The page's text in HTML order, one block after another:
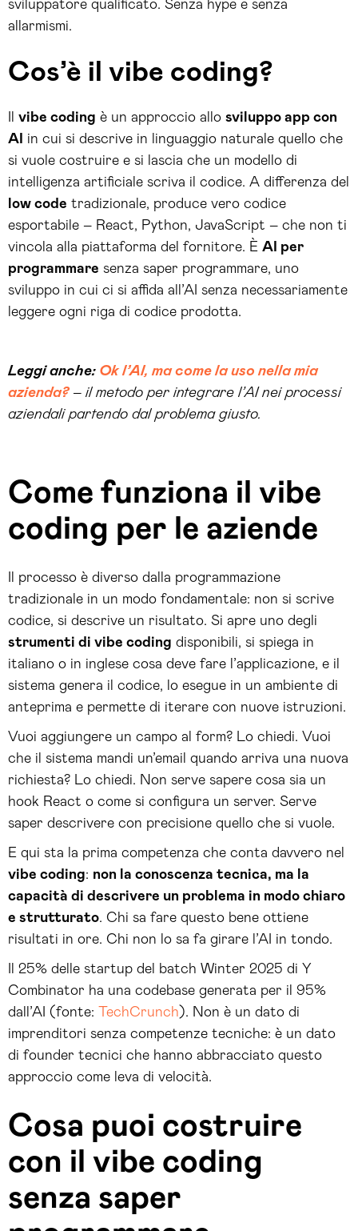
sviluppatore qualificato. Senza hype e senza
allarmismi.
Cos’è il vibe coding?
vibe coding è un approccio allo sviluppo app con
AI
in cui si descrive in linguaggio naturale quello che
si vuole costruire e si lascia che un modello di
intelligenza artificiale scriva il codice. A differenza del
low code tradizionale, produce vero codice
esportabile – React, Python, JavaScript – che non ti
vincola alla piattaforma del fornitore. È AI per
programmare senza saper programmare, uno
sviluppo in cui ci si affida all’AI senza necessariamente
leggere ogni riga di codice prodotta.
Leggi anche: Ok l’AI, ma come la uso nella mia
azienda?– il metodo per integrare l’AI nei processi
aziendali partendo dal problema giusto.
Come funziona il vibe
coding per le aziende
Il processo è diverso dalla programmazione
tradizionale in un modo fondamentale: non si scrive
codice, si descrive un risultato. Si apre uno degli
strumenti di vibe coding disponibili, si spiega in
italiano o in inglese cosa deve fare l’applicazione, e il
sistema genera il codice, lo esegue in un ambiente di
anteprima e permette di iterare con nuove istruzioni.
Vuoi aggiungere un campo al form? Lo chiedi. Vuoi
che il sistema mandi un’email quando arriva una nuova
richiesta? Lo chiedi. Non serve sapere cosa sia un
hook React o come si configura un server. Serve
saper descrivere con precisione quello che si vuole.
E qui sta la prima competenza che conta davvero nel
vibe coding: non la conoscenza tecnica, ma la
capacità di descrivere un problema in modo chiaro
e strutturato. Chi sa fare questo bene ottiene
risultati in ore. Chi non lo sa fa girare l’AI in tondo.
Il 25% delle startup del batch Winter 2025 di Y
Combinator ha una codebase generata per il 95%
dall’AI (fonte: TechCrunch ). Non è un dato di
imprenditori senza competenze tecniche: è un dato
di founder tecnici che hanno abbracciato questo
approccio come leva di velocità.
Cosa puoi costruire
con il vibe coding
senza saper